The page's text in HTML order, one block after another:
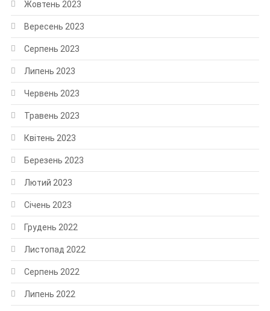
Жовтень 2023
Вересень 2023
Серпень 2023
Липень 2023
Червень 2023
Травень 2023
Квітень 2023
Березень 2023
Лютий 2023
Січень 2023
Грудень 2022
Листопад 2022
Серпень 2022
Липень 2022